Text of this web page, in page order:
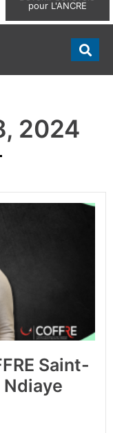
pour L'ANCRE
2024
Saint-